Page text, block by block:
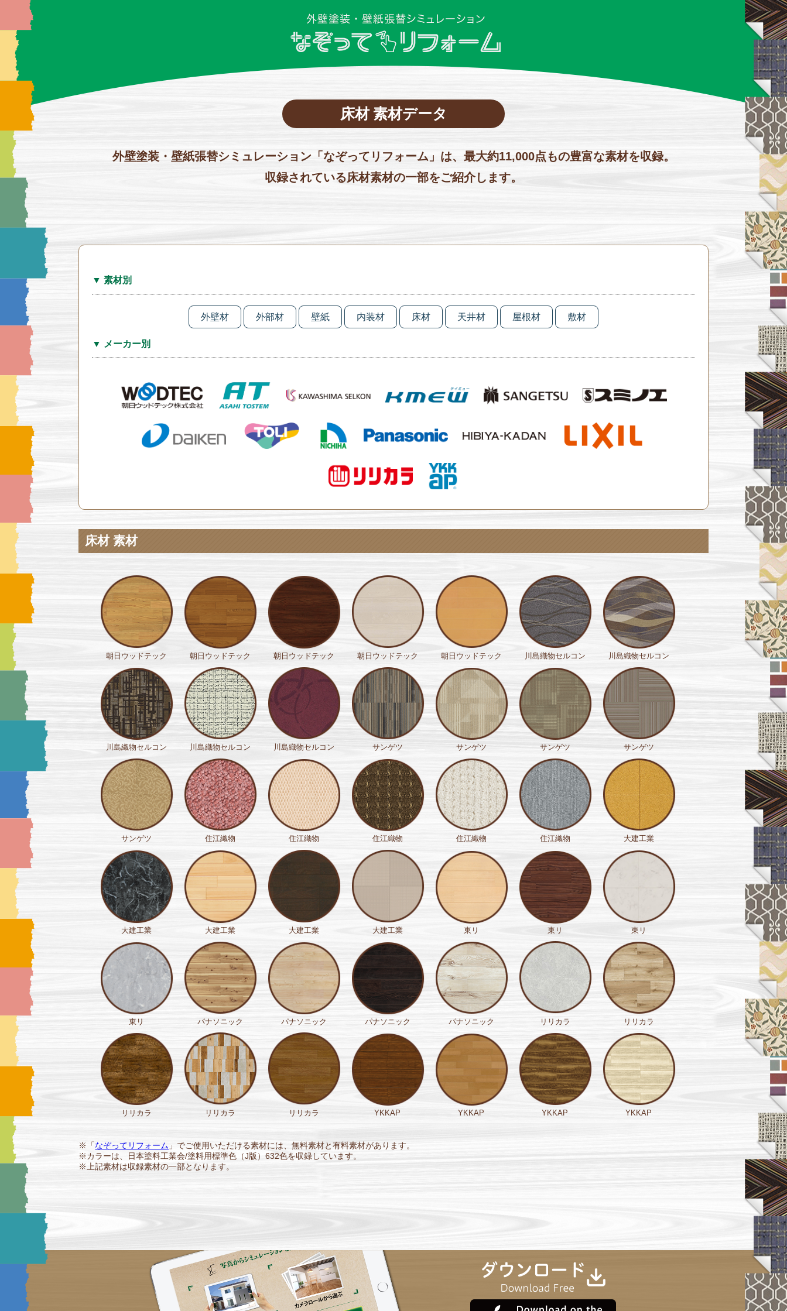
床材 素材データ
外壁塗装・壁紙張替シミュレーション「なぞってリフォーム」は、最大約11,000点もの豊富な素材を収録。
収録されている床材素材の一部をご紹介します。
▼ 素材別
外壁材 外部材 壁紙 内装材 床材 天井材 屋根材 敷材
▼ メーカー別
床材 素材
朝日ウッドテック 朝日ウッドテック 朝日ウッドテック 朝日ウッドテック 朝日ウッドテック 川島織物セルコン 川島織物セルコン
川島織物セルコン 川島織物セルコン 川島織物セルコン サンゲツ サンゲツ サンゲツ サンゲツ
サンゲツ 住江織物 住江織物 住江織物 住江織物 住江織物 大建工業
大建工業 大建工業 大建工業 大建工業 東リ 東リ 東リ
東リ パナソニック パナソニック パナソニック パナソニック リリカラ リリカラ
リリカラ リリカラ リリカラ YKKAP YKKAP YKKAP YKKAP
※「なぞってリフォーム 」でご使用いただける素材には、無料素材と有料素材があります。
※カラーは、日本塗料工業会/塗料用標準色（J版）632色を収録しています。
※上記素材は収録素材の一部となります。